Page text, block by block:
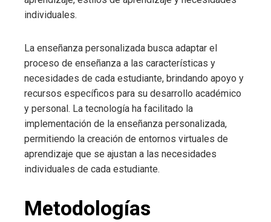
individuales.
La enseñanza personalizada busca adaptar el
proceso de enseñanza a las características y
necesidades de cada estudiante, brindando apoyo y
recursos específicos para su desarrollo académico
y personal. La tecnología ha facilitado la
implementación de la enseñanza personalizada,
permitiendo la creación de entornos virtuales de
aprendizaje que se ajustan a las necesidades
individuales de cada estudiante.
Metodologías